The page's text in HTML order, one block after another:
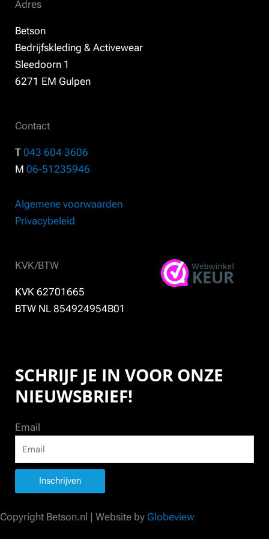
Adres
Betson
Bedrijfskleding & Activewear
Sleedoorn 1
6271 EM Gulpen
Contact
T 043 604 3606
M 06-51235946
Algemene voorwaarden
Privacybeleid
KVK/BTW
KVK 62701665
BTW NL 854924954B01
SCHRIJF JE IN VOOR ONZE
NIEUWSBRIEF!
Email
Inschrijven
Copyright Betson.nl | Website by Globeview